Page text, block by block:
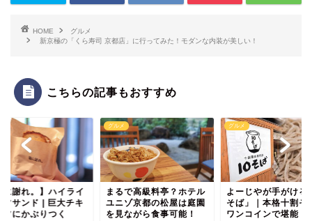
HOME
グルメ
新京極の「くら寿司 京都店」に行ってみた！モダンな内装が美しい！
こちらの記事もおすすめ
で高級料亭？ホテル
ゾ京都の松屋は庭園
ながら食事可能！
グルメ
よーじやが手がける「10
そば」｜本格十割そばを
ワンコインで堪能！
グルメ